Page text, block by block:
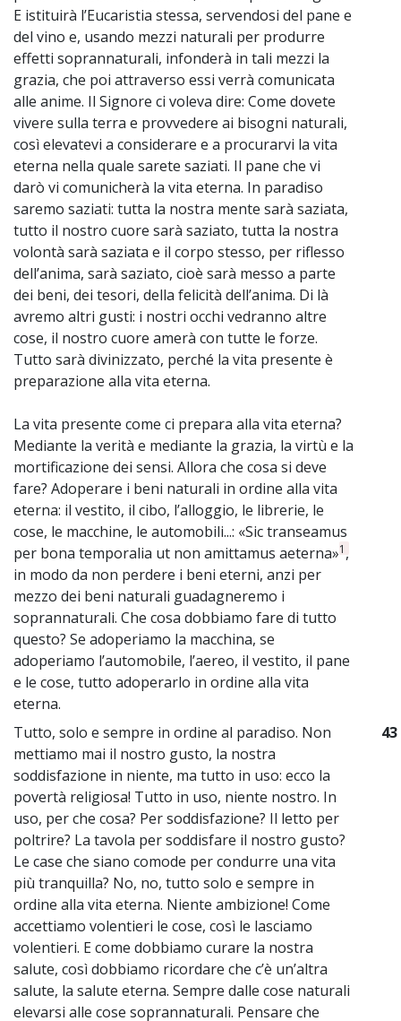
E istituirà l’Eucaristia stessa, servendosi del pane e
del vino e, usando mezzi naturali per produrre
effetti soprannaturali, infonderà in tali mezzi la
grazia, che poi attraverso essi verrà comunicata
alle anime. Il Signore ci voleva dire: Come dovete
vivere sulla terra e provvedere ai bisogni naturali,
così elevatevi a considerare e a procurarvi la vita
eterna nella quale sarete saziati. Il pane che vi
darò vi comunicherà la vita eterna. In paradiso
saremo saziati: tutta la nostra mente sarà saziata,
tutto il nostro cuore sarà saziato, tutta la nostra
volontà sarà saziata e il corpo stesso, per riflesso
dell’anima, sarà saziato, cioè sarà messo a parte
dei beni, dei tesori, della felicità dell’anima. Di là
avremo altri gusti: i nostri occhi vedranno altre
cose, il nostro cuore amerà con tutte le forze.
Tutto sarà divinizzato, perché la vita presente è
preparazione alla vita eterna.
La vita presente come ci prepara alla vita eterna?
Mediante la verità e mediante la grazia, la virtù e la
mortificazione dei sensi. Allora che cosa si deve
fare? Adoperare i beni naturali in ordine alla vita
eterna: il vestito, il cibo, l’alloggio, le librerie, le
cose, le macchine, le automobili...: «Sic transeamus
per bona temporalia ut non amittamus aeterna»1 ,
in modo da non perdere i beni eterni, anzi per
mezzo dei beni naturali guadagneremo i
soprannaturali. Che cosa dobbiamo fare di tutto
questo? Se adoperiamo la macchina, se
adoperiamo l’automobile, l’aereo, il vestito, il pane
e le cose, tutto adoperarlo in ordine alla vita
eterna.
Tutto, solo e sempre in ordine al paradiso. Non
mettiamo mai il nostro gusto, la nostra
soddisfazione in niente, ma tutto in uso: ecco la
povertà religiosa! Tutto in uso, niente nostro. In
uso, per che cosa? Per soddisfazione? Il letto per
poltrire? La tavola per soddisfare il nostro gusto?
Le case che siano comode per condurre una vita
più tranquilla? No, no, tutto solo e sempre in
ordine alla vita eterna. Niente ambizione! Come
accettiamo volentieri le cose, così le lasciamo
volentieri. E come dobbiamo curare la nostra
salute, così dobbiamo ricordare che c’è un’altra
salute, la salute eterna. Sempre dalle cose naturali
elevarsi alle cose soprannaturali. Pensare che
43